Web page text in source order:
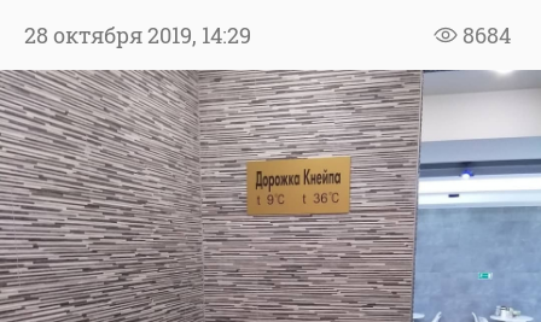
8684
28 октября 2019, 14:29